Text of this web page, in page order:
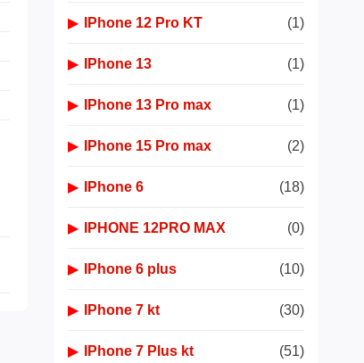
▶ IPhone 12 Pro KT (1)
▶ IPhone 13 (1)
▶ IPhone 13 Pro max (1)
▶ IPhone 15 Pro max (2)
▶ IPhone 6 (18)
▶ IPHONE 12PRO MAX (0)
▶ IPhone 6 plus (10)
▶ IPhone 7 kt (30)
▶ IPhone 7 Plus kt (51)